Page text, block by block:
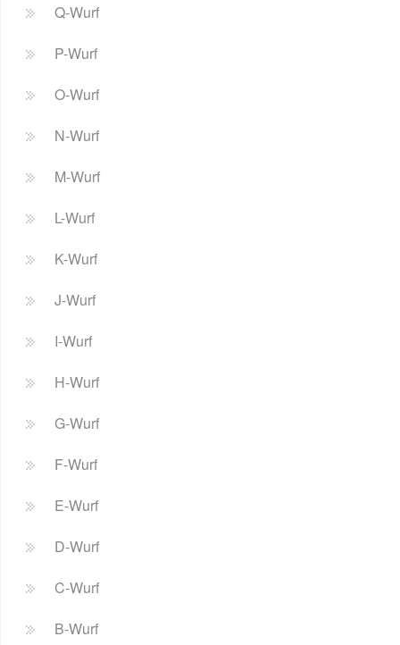
Q-Wurf
P-Wurf
O-Wurf
N-Wurf
M-Wurf
L-Wurf
K-Wurf
J-Wurf
I-Wurf
H-Wurf
G-Wurf
F-Wurf
E-Wurf
D-Wurf
C-Wurf
B-Wurf